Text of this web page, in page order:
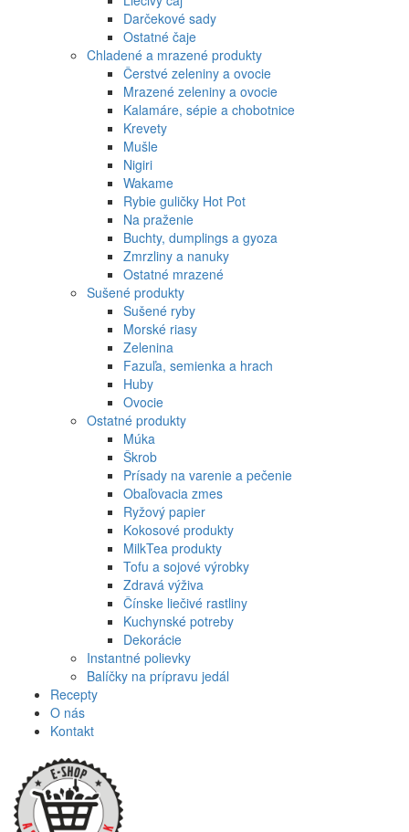
Darčekové sady
Ostatné čaje
Chladené a mrazené produkty
Čerstvé zeleniny a ovocie
Mrazené zeleniny a ovocie
Kalamáre, sépie a chobotnice
Krevety
Mušle
Nigiri
Wakame
Rybie guličky Hot Pot
Na praženie
Buchty, dumplings a gyoza
Zmrzliny a nanuky
Ostatné mrazené
Sušené produkty
Sušené ryby
Morské riasy
Zelenina
Fazuľa, semienka a hrach
Huby
Ovocie
Ostatné produkty
Múka
Škrob
Prísady na varenie a pečenie
Obaľovacia zmes
Ryžový papier
Kokosové produkty
MilkTea produkty
Tofu a sojové výrobky
Zdravá výživa
Čínske liečivé rastliny
Kuchynské potreby
Dekorácie
Instantné polievky
Balíčky na prípravu jedál
Recepty
O nás
Kontakt